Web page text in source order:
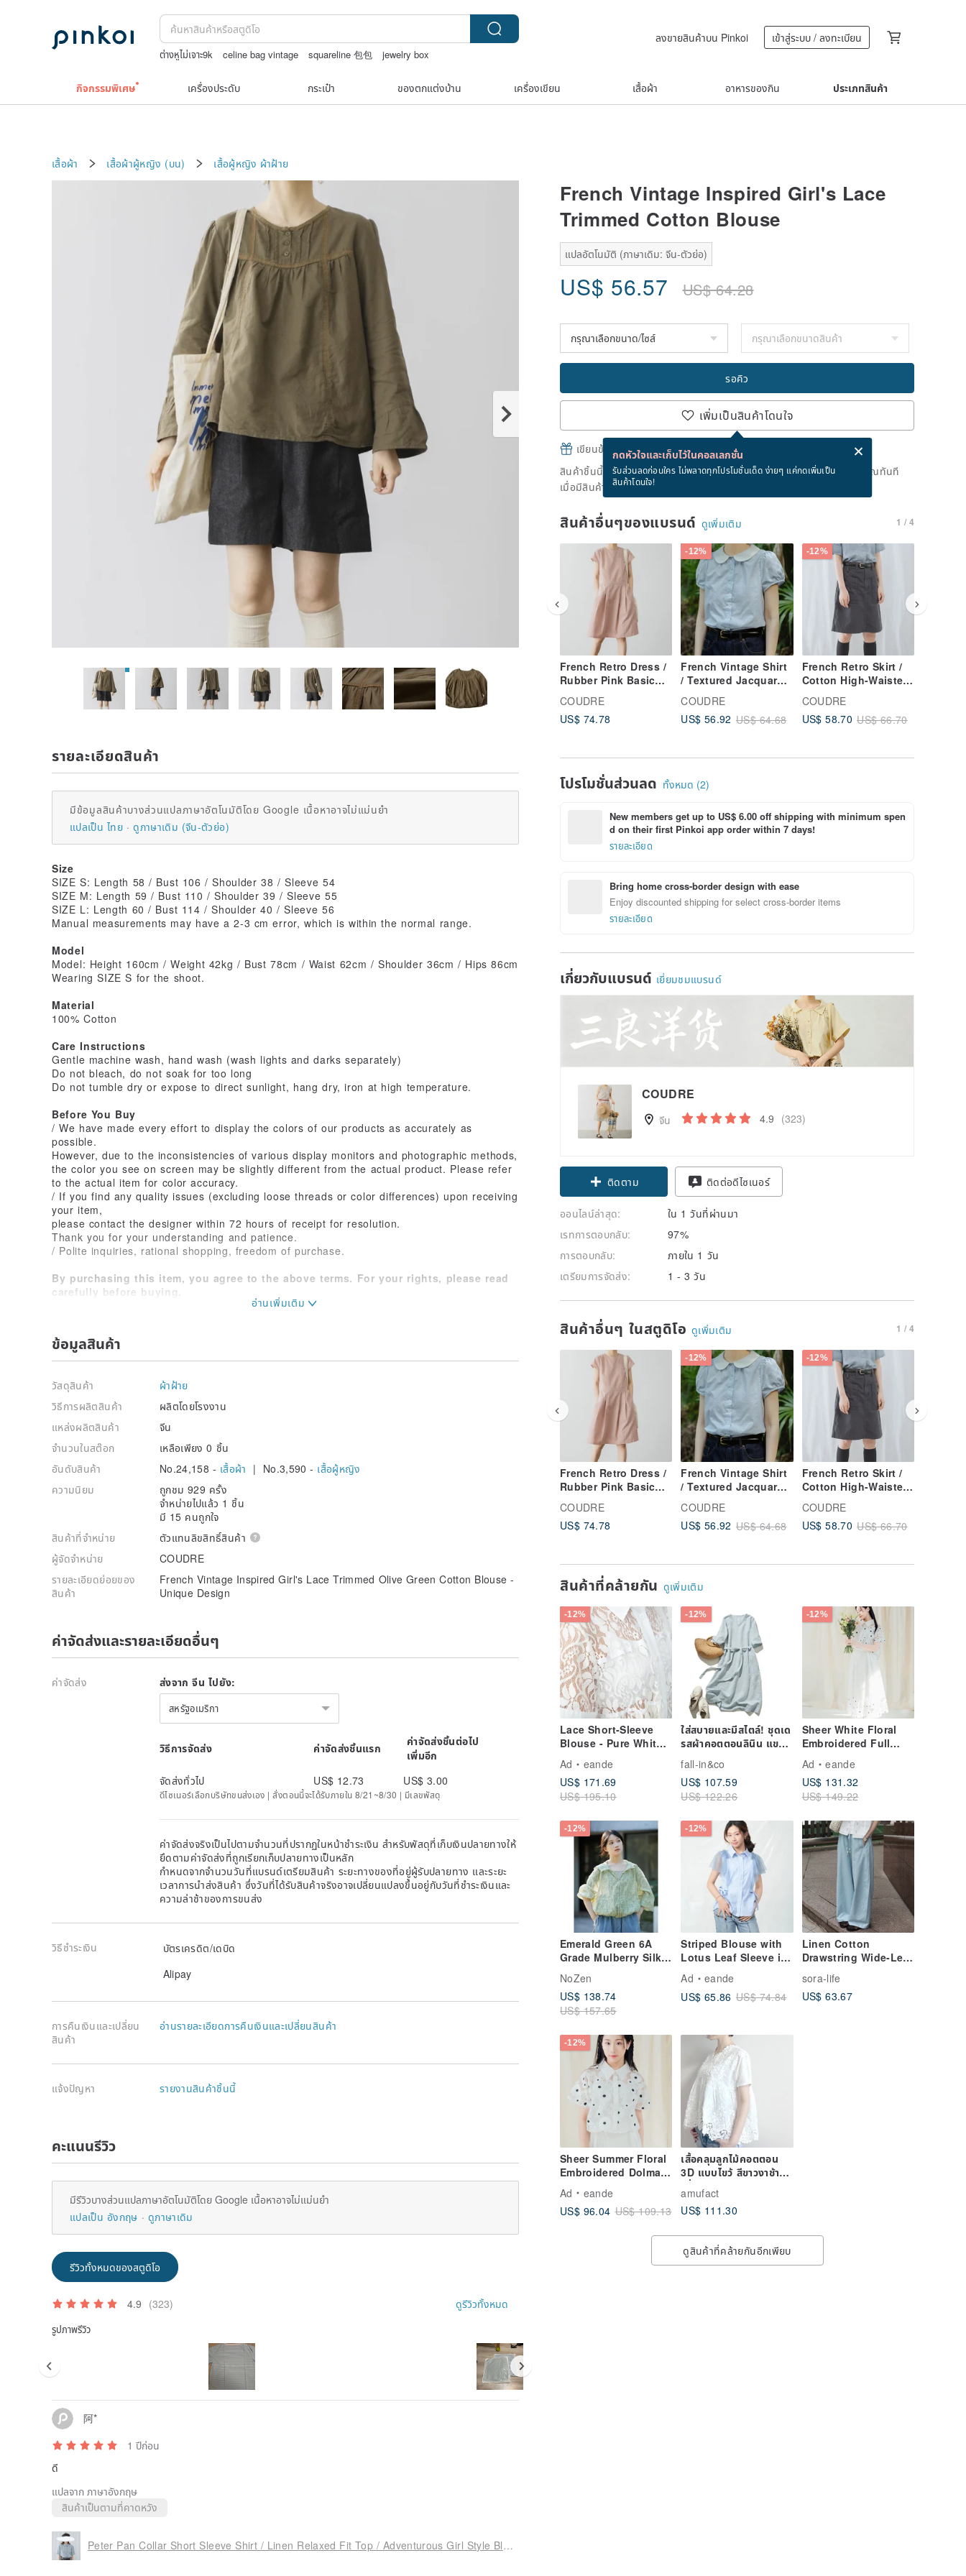
ต่างหูไม่เจาะ9k celine bag vintage squareline 包包
jewelry box
ลงขายสินค้าบน Pinkoi เข้าสู่ระบบ / ลงทะเบียน
กิจกรรมพิเศษ เครื่องประดับ กระเป๋า ของตกแต่งบ้าน เครื่องเขียน เสื้อผ้า อาหารของกิน ประเภทสินค้า
เสื้อผ้า เสื้อผ้าผู้หญิง (บน) เสื้อผู้หญิง ผ้าฝ้าย
French Vintage Inspired Girl's Lace
Trimmed Cotton Blouse
แปลอัตโนมัติ (ภาษาเดิม: จีน-ตัวย่อ)
US$ 56.57 US$64.28
รอคิว
เพิ่มเป็นสินค้าโดนใจ
กดหัวใจและเก็บไว้ในคอลเลกชั่น
รับส่วนลดก่อนใคร ไม่พลาดทุกโปรโมชั่นเด็ด ง่ายๆ แค่กดเพิ่มเป็น
สินค้าโดนใจ!
เขียนข้อความและส่ง eCard ฟรีเมื่อซื้อสินค้า!
สินค้าชิ้นนี้ขายหมดแล้ว แต่คุณสามารถกดปุ่ม "รอคิว" และเราจะแจ้งเตือนคุณทันที
เมื่อมีสินค้าพร้อมขาย
สินค้าอื่นๆของแบรนด์ ดูเพิ่มเติม 1 / 4
French Retro Dress /
Rubber Pink Basic
Simple Waisted Mid-
Length Skirt
COUDRE
US$ 74.78
-12%
French Vintage Shirt
/ Textured Jacquard
Cotton Collar Blouse
COUDRE
US$ 56.92 US$ 64.68
-12%
French Retro Skirt /
Cotton High-Waisted
Daily Skirt
COUDRE
US$ 58.70 US$ 66.70
โปรโมชั่นส่วนลด ทั้งหมด (2)
New members get up to US$ 6.00 off shipping with minimum spen
d on their first Pinkoi app order within 7 days!
รายละเอียด
Bring home cross-border design with ease
Enjoy discounted shipping for select cross-border items
รายละเอียด
เกี่ยวกับแบรนด์ เยี่ยมชมแบรนด์
COUDRE
จีน 4.9 (323)
ติดตาม ติดต่อดีไซเนอร์
ออนไลน์ล่าสุด:
ใน 1 วันที่ผ่านมา
เรทการตอบกลับ:
97%
การตอบกลับ:
ภายใน 1 วัน
เตรียมการจัดส่ง:
1 - 3 วัน
สินค้าอื่นๆ ในสตูดิโอ ดูเพิ่มเติม 1 / 4
French Retro Dress /
Rubber Pink Basic
Round Neck Dress /
Simple Waisted Mid-
Length Skirt
COUDRE
US$ 74.78
-12%
French Vintage Shirt
/ Textured Jacquard
Top / Polka Dot
Cotton Collar Blouse
COUDRE
US$ 56.92 US$ 64.68
-12%
French Retro Skirt /
Cotton High-Waisted
Utility Skirt / Youthful
Daily Skirt
COUDRE
US$ 58.70 US$ 66.70
สินค้าที่คล้ายกัน ดูเพิ่มเติม
-12%
Lace Short-Sleeve
Blouse - Pure White,
Ethereal Bridal Style
Ad
eande
US$ 171.69
US$ 195.10
-12%
ใส่สบายและมีสไตล์! ชุดเด
รสผ้าคอตตอนลินิน แขน
5 ส่วน พร้อมเข็มขัด สีฟ้า
อ่อน
fall-in&co
US$ 107.59
US$ 122.26
-12%
Sheer White Floral
Embroidered Full
Circle Skirt Wedding
Dress
Ad
eande
US$ 131.32
US$ 149.22
-12%
Emerald Green 6A
Grade Mulberry Silk
Cotton Lightweight
Ditsy Floral Print Zip-
Up Sun Protection
Jacket Outerwear
NoZen
US$ 138.74
US$ 157.65
-12%
Striped Blouse with
Lotus Leaf Sleeve in
Blue
Ad
eande
US$ 65.86 US$ 74.84
Linen Cotton
Drawstring Wide-Leg
Pants | Pants | Two
Colors | Summer
Style | Sora-2155
sora-life
US$ 63.67
-12%
Sheer Summer Floral
Embroidered Dolman
Wedding Dress
Ad
eande
US$ 96.04 US$ 109.13
เสื้อคลุมลูกไม้คอตตอน
3D แบบไขว้ สีขาวงาช้าง
(สั่งทำตามออเดอร์)
amufact
US$ 111.30
ดูสินค้าที่คล้ายกันอีกเพียบ
รายละเอียดสินค้า
มีข้อมูลสินค้าบางส่วนแปลภาษาอัตโนมัติโดย Google เนื้อหาอาจไม่แม่นยำ
แปลเป็น ไทย
ดูภาษาเดิม (จีน-ตัวย่อ)
Size
SIZE S: Length 58 / Bust 106 / Shoulder 38 / Sleeve 54
SIZE M: Length 59 / Bust 110 / Shoulder 39 / Sleeve 55
SIZE L: Length 60 / Bust 114 / Shoulder 40 / Sleeve 56
Manual measurements may have a 2-3 cm error, which is within the normal range.
Model
Model: Height 160cm / Weight 42kg / Bust 78cm / Waist 62cm / Shoulder 36cm / Hips 86cm
Wearing SIZE S for the shoot.
Material
100% Cotton
Care Instructions
Gentle machine wash, hand wash (wash lights and darks separately)
Do not bleach, do not soak for too long
Do not tumble dry or expose to direct sunlight, hang dry, iron at high temperature.
Before You Buy
/ We have made every effort to display the colors of our products as accurately as
possible.
However, due to the inconsistencies of various display monitors and photographic methods,
the color you see on screen may be slightly different from the actual product. Please refer
to the actual item for color accuracy.
/ If you find any quality issues (excluding loose threads or color differences) upon receiving
your item,
please contact the designer within 72 hours of receipt for resolution.
Thank you for your understanding and patience.
/ Polite inquiries, rational shopping, freedom of purchase.
By purchasing this item, you agree to the above terms. For your rights, please read
carefully before buying.
If you have any questions while wearing, feel free to inquire.
ข้อมูลสินค้า
วัสดุสินค้า
ผ้าฝ้าย
วิธีการผลิตสินค้า
ผลิตโดยโรงงาน
แหล่งผลิตสินค้า
จีน
จำนวนในสต๊อก
เหลือเพียง 0 ชิ้น
อันดับสินค้า
No.24,158 - เสื้อผ้า | No.3,590 - เสื้อผู้หญิง
ความนิยม
ถูกชม 929 ครั้ง
จำหน่ายไปแล้ว 1 ชิ้น
มี 15 คนถูกใจ
สินค้าที่จำหน่าย
ตัวแทนลิขสิทธิ์สินค้า
ผู้จัดจำหน่าย
COUDRE
รายละเอียดย่อยของ
สินค้า
French Vintage Inspired Girl's Lace Trimmed Olive Green Cotton Blouse -
Unique Design
ค่าจัดส่งและรายละเอียดอื่นๆ
ค่าจัดส่ง ส่งจาก จีน ไปยัง:
สหรัฐอเมริกา
วิธีการจัดส่ง ค่าจัดส่งชิ้นแรก
ค่าจัดส่งชิ้นต่อไป
เพิ่มอีก
จัดส่งทั่วไป
US$ 12.73 US$ 3.00
ดีไซเนอร์เลือกบริษัทขนส่งเอง | สั่งตอนนี้จะได้รับภายใน 8/21~8/30 | มีเลขพัสดุ
ค่าจัดส่งจริงเป็นไปตามจำนวนที่ปรากฏในหน้าชำระเงิน สำหรับพัสดุที่เก็บเงินปลายทางให้
ยึดตามค่าจัดส่งที่ถูกเรียกเก็บปลายทางเป็นหลัก
กำหนดจากจำนวนวันที่แบรนด์เตรียมสินค้า ระยะทางของที่อยู่ผู้รับปลายทาง และระยะ
เวลาการนำส่งสินค้า ซึ่งวันที่ได้รับสินค้าจริงอาจเปลี่ยนแปลงขึ้นอยู่กับวันที่ชำระเงินและ
ความล่าช้าของการขนส่ง
วิธีชำระเงิน
บัตรเครดิต/เดบิด
Alipay
การคืนเงินและเปลี่ยน
สินค้า
อ่านรายละเอียดการคืนเงินและเปลี่ยนสินค้า
แจ้งปัญหา รายงานสินค้าชิ้นนี้
คะแนนรีวิว
มีรีวิวบางส่วนแปลภาษาอัตโนมัติโดย Google เนื้อหาอาจไม่แม่นยำ
แปลเป็น อังกฤษ
ดูภาษาเดิม
รีวิวทั้งหมดของสตูดิโอ
4.9 (323) ดูรีวิวทั้งหมด
รูปภาพรีวิว
阿*
1 ปีก่อน
ดี
แปลจาก ภาษาอังกฤษ
สินค้าเป็นตามที่คาดหวัง
Peter Pan Collar Short Sleeve Shirt / Linen Relaxed Fit Top / Adventurous Girl Style Blouse